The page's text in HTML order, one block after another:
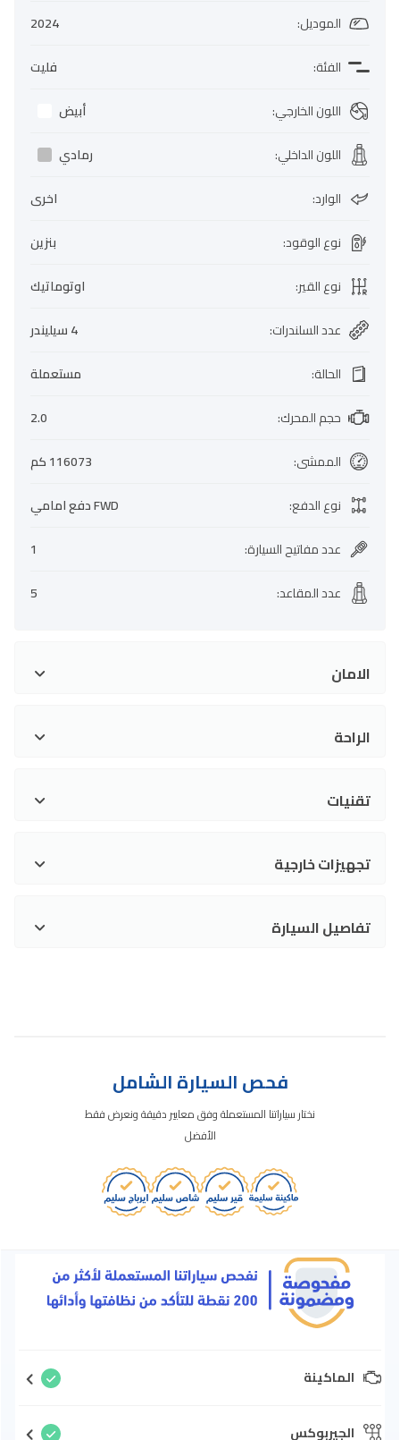
الموديل:
2024
الفئة:
فليت
اللون الخارجي:
أبيض
اللون الداخلي:
رمادي
الوارد:
اخرى
نوع الوقود:
بنزين
نوع القير:
اوتوماتيك
عدد السلندرات:
4 سيليندر
الحالة:
مستعملة
حجم المحرك:
2.0
الممشى:
116073 كم
نوع الدفع:
FWD دفع امامي
عدد مفاتيح السيارة:
1
عدد المقاعد:
5
الامان
الراحة
تقنيات
تجهيزات خارجية
تفاصيل السيارة
فحص السيارة الشامل
نختار سياراتنا المستعملة وفق معايير دقيقة ونعرض فقط
الأفضل
الماكينة
الجيربوكس